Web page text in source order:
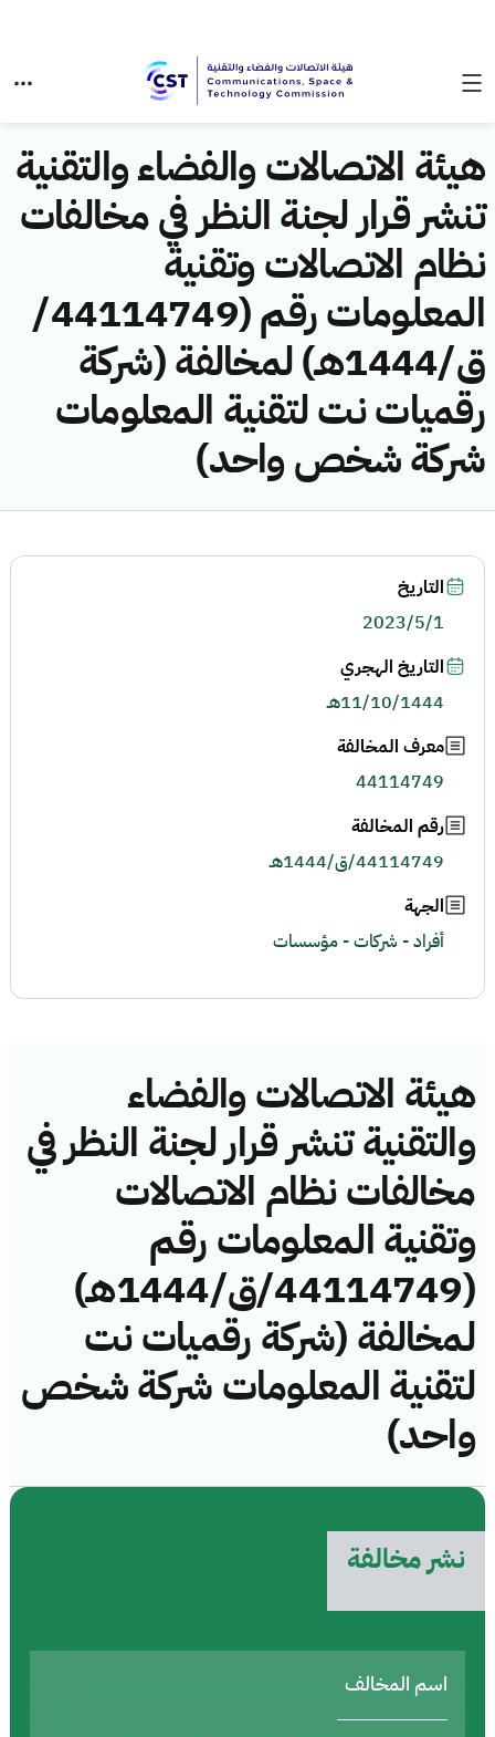
هيئة الاتصالات والفضاء والتقنية
تنشر قرار لجنة النظر في مخالفات
نظام الاتصالات وتقنية
المعلومات رقم (44114749/
ق/1444هـ) لمخالفة (شركة
رقميات نت لتقنية المعلومات
شركة شخص واحد)
هيئة الاتصالات والفضاء
والتقنية تنشر قرار لجنة النظر في
مخالفات نظام الاتصالات
وتقنية المعلومات رقم
(44114749/ق/1444هـ)
لمخالفة (شركة رقميات نت
لتقنية المعلومات شركة شخص
واحد)
نشر مخالفة
اسم المخالف
التاريخ
2023/5/1
التاريخ الهجري
11/10/1444هـ
معرف المخالفة
44114749
رقم المخالفة
44114749/ق/1444هـ
الجهة
أفراد - شركات - مؤسسات